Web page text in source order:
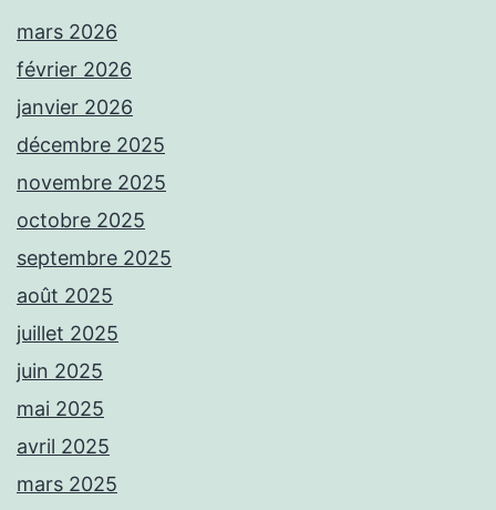
mars 2026
février 2026
janvier 2026
décembre 2025
novembre 2025
octobre 2025
septembre 2025
août 2025
juillet 2025
juin 2025
mai 2025
avril 2025
mars 2025